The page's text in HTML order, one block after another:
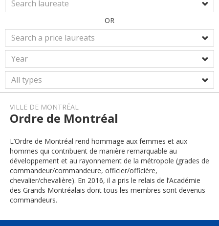
OR
VILLE DE MONTRÉAL
Ordre de Montréal
L’Ordre de Montréal rend hommage aux femmes et aux
hommes qui contribuent de manière remarquable au
développement et au rayonnement de la métropole (grades de
commandeur/commandeure, officier/officière,
chevalier/chevalière). En 2016, il a pris le relais de l’Académie
des Grands Montréalais dont tous les membres sont devenus
commandeurs.